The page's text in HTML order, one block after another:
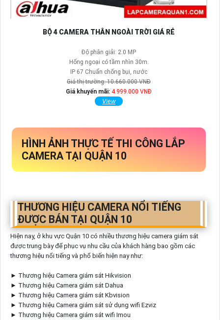
BỘ 4 CAMERA THÂN NGOÀI TRỜI GIÁ RẺ
Độ phân giải: 2.0 MP
Hống ngoại có tầm nhìn 30m.
IP 67 Chuẩn chống bụi, nước
Giá thị trường: 10.660.000 VNĐ
Giá khuyến mãi: 4.999.000 VNĐ
View
HÌNH ẢNH THỰC TẾ THI CÔNG LẮP
CAMERA TẠI QUẬN 10
THƯƠNG HIỆU CAMERA NỔI TIẾNG
ĐƯỢC BÁN TẠI QUẬN 10
Hiện nay, ở khu vực Quận 10 có nhiều thương hiệu camera giám sát
được trung bày để phục vụ nhu cầu của khách hàng bao gồm các
thương hiệu nổi tiếng và phổ biến hiện nay như:
► Thương hiệu Camera giám sát Hikvision
► Thương hiệu Camera giám sát Dahua
► Thương hiệu Camera giám sát Kbvision
► Thương hiệu Camera giám sát sử dụng wifi Ezviz
► Thương hiệu Camera giám sát wifi Imou